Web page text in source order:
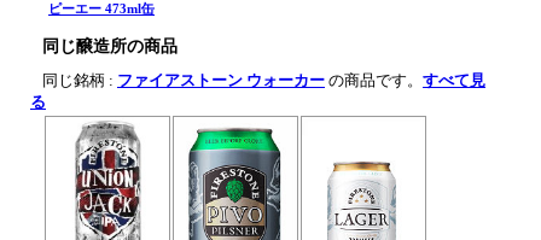
ピーエー 473ml缶
同じ醸造所の商品
同じ銘柄 : ファイアストーン ウォーカー の商品です。 すべて見
る